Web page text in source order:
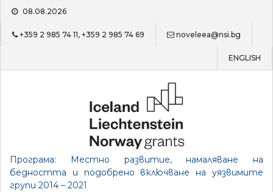
Skip
content
08.08.2026
+359 2 985 74 11, +359 2 985 74 69 noveleea@nsi.bg
ENGLISH
Програма: Местно развитие, намаляване на
бедността и подобрено включване на уязвимите
групи 2014 – 2021